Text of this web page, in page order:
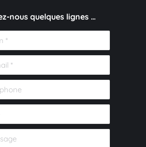
nous quelques lignes …
*